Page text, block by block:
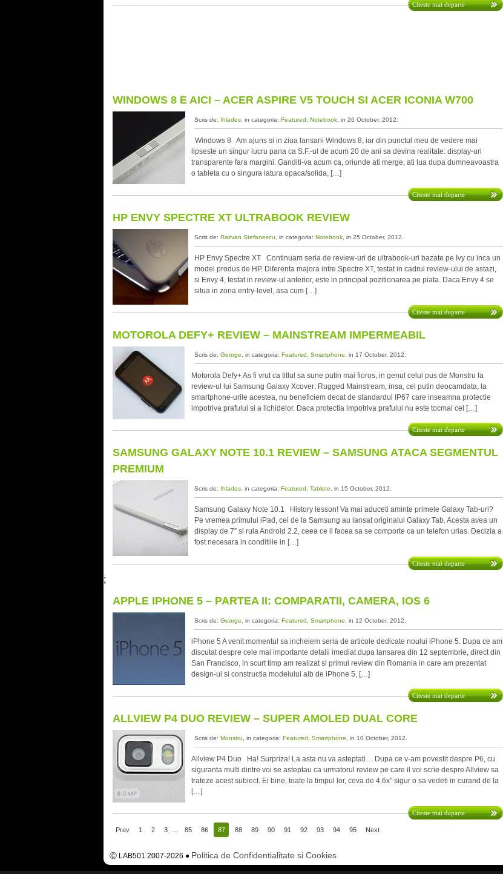
Citeste mai departe
WINDOWS 8 E AICI – ACER ASPIRE V5 TOUCH SI ACER ICONIA W700
Scris de: Ihlades , in categoria: Featured Notebook , in 26 October, 2012.
Windows 8 Am ajuns si in ziua lansarii Windows 8, iar din punctul meu de vedere mai
lipseste un singur lucru pana ca S.F.-ul de acum 20 de ani sa devina realitate: display-uri
transparente fara margini. Ganditi-va acum ca, oriunde ati merge, ati lua dupa dumneavoastra
o tableta cu o singura latura opaca/solida, […]
Citeste mai departe
HP ENVY SPECTRE XT ULTRABOOK REVIEW
Scris de: Razvan Stefanescu , in categoria: Notebook , in 25 October, 2012.
HP Envy Spectre XT Continuam seria de review-uri de ultrabook-uri bazate pe Ivy cu inca un
model produs de HP. Diferenta majora intre Spectre XT, testat in cadrul review-ului de astazi,
si Envy 4, testat in review-ul anterior, este in principal pozitionarea pe piata. Daca Envy 4 se
situa in zona entry-level, asa cum […]
Citeste mai departe
MOTOROLA DEFY+ REVIEW – MAINSTREAM IMPERMEABIL
Scris de: George , in categoria: Featured Smartphone , in 17 October, 2012.
Motorola Defy+ As fi vrut ca titlul sa sune putin mai fioros, in genul celui pus de Monstru la
review-ul lui Samsung Galaxy Xcover: Rugged Mainstream, insa, cel putin deocamdata, la
smartphone-urile acestea, nu beneficiem decat de standardul IP67 care inseamna protectie
impotriva prafului si a lichidelor. Daca protectia impotriva prafului nu este tocmai cel […]
Citeste mai departe
SAMSUNG GALAXY NOTE 10.1 REVIEW – SAMSUNG ATACA SEGMENTUL
PREMIUM
Scris de: Ihlades , in categoria: Featured Tablete , in 15 October, 2012.
Samsung Galaxy Note 10.1 History lesson! Va mai aduceti aminte primele Galaxy Tab-uri?
Pe vremea primului iPad, cei de la Samsung au lansat originalul Galaxy Tab. Acesta avea un
display de 7″ si rula Android 2.2, ceea ce il facea sa se comporte ca un telefon urias. Decizia a
fost necesara in conditiile in […]
Citeste mai departe
;
APPLE IPHONE 5 – PARTEA II: COMPARATII, CAMERA, IOS 6
Scris de: George , in categoria: Featured Smartphone , in 12 October, 2012.
iPhone 5 A venit momentul sa incheiem seria de articole dedicate noului iPhone 5. Dupa ce am
discutat despre cele mai importante detalii imediat dupa lansarea din 12 septembrie, direct din
San Francisco, in scurt timp am realizat si primul review din Romania in care am prezentat
design-ul si constructia modelului alb de iPhone 5, […]
Citeste mai departe
ALLVIEW P4 DUO REVIEW – SUPER AMOLED DUAL CORE
Scris de: Monstru , in categoria: Featured Smartphone , in 10 October, 2012.
Allview P4 Duo Ha! Surpriza! La asta nu va asteptati… Dupa ce v-am povestit despre P6, cu
siguranta multi dintre voi se asteptau ca urmatorul review pe care il voi scrie despre Allview sa
trateze acest subiect. Ei bine, toate la timpul lor, ceva de 4.6x” sigur o sa vedeti in curand de la
[…]
Citeste mai departe
Prev 1 2 3 85 86 87 88 89 90 91 92 93 94 95 Next
Ⓒ LAB501 2007-2026 ● Politica de Confidentialitate si Cookies